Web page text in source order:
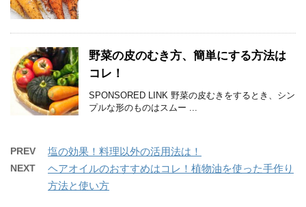
野菜の皮のむき方、簡単にする方法は
コレ！
SPONSORED LINK 野菜の皮むきをするとき、シン
プルな形のものはスムー ...
PREV 塩の効果！料理以外の活用法は！
NEXT
ヘアオイルのおすすめはコレ！植物油を使った手作り
方法と使い方